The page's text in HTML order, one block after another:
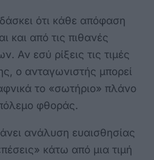
ότι κάθε απόφαση
και από τις πιθανές
Αν εσύ ρίξεις τις τιμές
ο ανταγωνιστής μπορεί
το «σωτήριο» πλάνο
φθοράς.
ανάλυση ευαισθησίας
κάτω από μια τιμή